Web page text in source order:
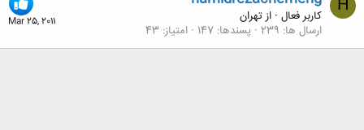
H
Mar 25, 2011 کاربر فعال · ازتهران
ارسال ها 239 پسندها 147 امتیاز 43